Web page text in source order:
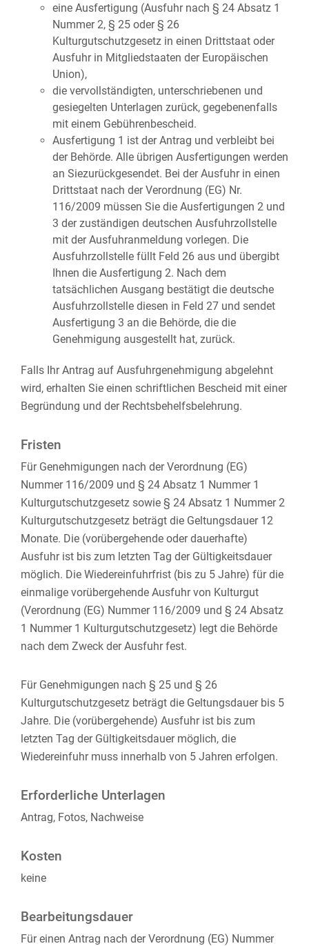
eine Ausfertigung (Ausfuhr nach § 24 Absatz 1
Nummer 2, § 25 oder § 26
Kulturgutschutzgesetz in einen Drittstaat oder
Ausfuhr in Mitgliedstaaten der Europäischen
Union),
die vervollständigten, unterschriebenen und
gesiegelten Unterlagen zurück, gegebenenfalls
mit einem Gebührenbescheid.
Ausfertigung 1 ist der Antrag und verbleibt bei
der Behörde. Alle übrigen Ausfertigungen werden
an Siezurückgesendet. Bei der Ausfuhr in einen
Drittstaat nach der Verordnung (EG) Nr.
116/2009 müssen Sie die Ausfertigungen 2 und
3 der zuständigen deutschen Ausfuhrzollstelle
mit der Ausfuhranmeldung vorlegen. Die
Ausfuhrzollstelle füllt Feld 26 aus und übergibt
Ihnen die Ausfertigung 2. Nach dem
tatsächlichen Ausgang bestätigt die deutsche
Ausfuhrzollstelle diesen in Feld 27 und sendet
Ausfertigung 3 an die Behörde, die die
Genehmigung ausgestellt hat, zurück.
Falls Ihr Antrag auf Ausfuhrgenehmigung abgelehnt
wird, erhalten Sie einen schriftlichen Bescheid mit einer
Begründung und der Rechtsbehelfsbelehrung.
Fristen
Für Genehmigungen nach der Verordnung (EG)
Nummer 116/2009 und § 24 Absatz 1 Nummer 1
Kulturgutschutzgesetz sowie § 24 Absatz 1 Nummer 2
Kulturgutschutzgesetz beträgt die Geltungsdauer 12
Monate. Die (vorübergehende oder dauerhafte)
Ausfuhr ist bis zum letzten Tag der Gültigkeitsdauer
möglich. Die Wiedereinfuhrfrist (bis zu 5 Jahre) für die
einmalige vorübergehende Ausfuhr von Kulturgut
(Verordnung (EG) Nummer 116/2009 und § 24 Absatz
1 Nummer 1 Kulturgutschutzgesetz) legt die Behörde
nach dem Zweck der Ausfuhr fest.
Für Genehmigungen nach § 25 und § 26
Kulturgutschutzgesetz beträgt die Geltungsdauer bis 5
Jahre. Die (vorübergehende) Ausfuhr ist bis zum
letzten Tag der Gültigkeitsdauer möglich, die
Wiedereinfuhr muss innerhalb von 5 Jahren erfolgen.
Erforderliche Unterlagen
Antrag, Fotos, Nachweise
Kosten
keine
Bearbeitungsdauer
Für einen Antrag nach der Verordnung (EG) Nummer